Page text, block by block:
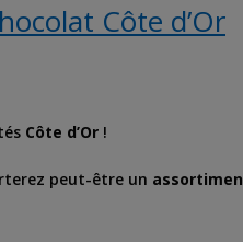
Côte d’Or
Côte d’Or !
peut-être un